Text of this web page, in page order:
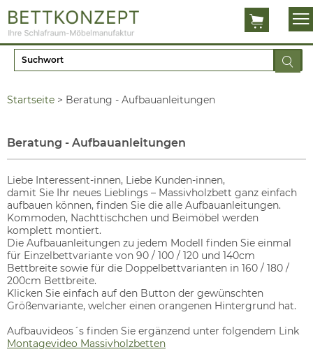
Startseite > Beratung - Aufbauanleitungen
Beratung - Aufbauanleitungen
Liebe Interessent-innen, Liebe Kunden-innen,
damit Sie Ihr neues Lieblings – Massivholzbett ganz einfach
aufbauen können, finden Sie die alle Aufbauanleitungen.
Kommoden, Nachttischchen und Beimöbel werden
komplett montiert.
Die Aufbauanleitungen zu jedem Modell finden Sie einmal
für Einzelbettvariante von 90 / 100 / 120 und 140cm
Bettbreite sowie für die Doppelbettvarianten in 160 / 180 /
200cm Bettbreite.
Klicken Sie einfach auf den Button der gewünschten
Größenvariante, welcher einen orangenen Hintergrund hat.
Aufbauvideos´s finden Sie ergänzend unter folgendem Link
Montagevideo Massivholzbetten